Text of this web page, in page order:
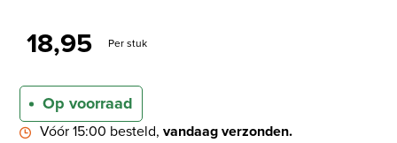
18,95 Per stuk
Op voorraad
Vóór 15:00 besteld,vandaag verzonden.